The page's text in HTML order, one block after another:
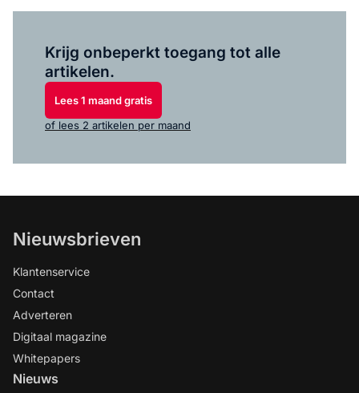
Krijg onbeperkt toegang tot alle
artikelen.
Lees 1 maand gratis
of lees 2 artikelen per maand
Nieuwsbrieven
Klantenservice
Contact
Adverteren
Digitaal magazine
Whitepapers
Nieuws